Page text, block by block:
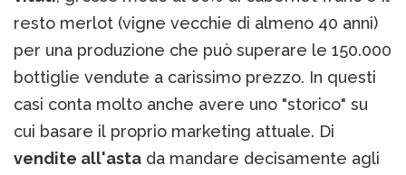
resto merlot (vigne vecchie di almeno 40 anni)
per una produzione che può superare le 150.000
bottiglie vendute a carissimo prezzo. In questi
casi conta molto anche avere uno "storico" su
cui basare il proprio marketing attuale. Di
vendite all'asta da mandare decisamente agli